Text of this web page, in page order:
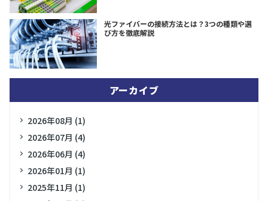
光ファイバーの接続方法とは？3つの種類や選
び方を徹底解説
アーカイブ
2026年08月 (1)
2026年07月 (4)
2026年06月 (4)
2026年01月 (1)
2025年11月 (1)